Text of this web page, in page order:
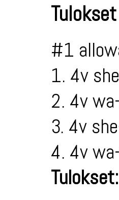
Tulokset
#1
1. 4v
2. 4v
3. 4v
4. 4v